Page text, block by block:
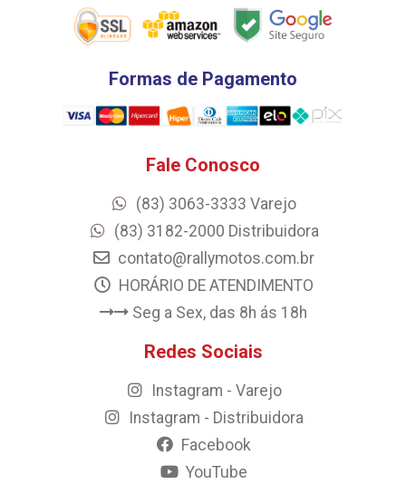
Formas de Pagamento
Fale Conosco
(83) 3063-3333 Varejo
(83) 3182-2000 Distribuidora
contato@rallymotos.com.br
HORÁRIO DE ATENDIMENTO
Seg a Sex, das 8h ás 18h
Redes Sociais
Instagram - Varejo
Instagram - Distribuidora
Facebook
YouTube